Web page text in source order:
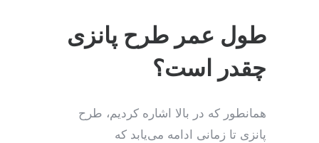
طول عمر طرح پانزی
چقدر است؟
همانطور که در بالا اشاره کردیم، طرح
پانزی تا زمانی ادامه می‌یابد که